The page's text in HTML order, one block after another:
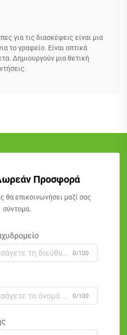
για τις διασκέψεις είναι μια
το γραφείο. Είναι οπτικά
Δημιουργούν μια θετική
Προσφορά
επικοινωνήσει μαζί σας
σύντομα.
0/100
0/100